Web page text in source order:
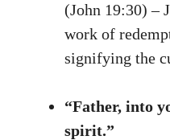
(John 19:30) –
work of
signifying the
“Father, into
spirit.”